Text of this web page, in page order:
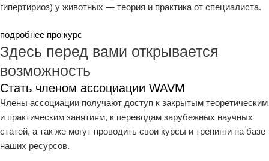
гипертириоз) у животных — теория и практика от специалиста.
подробнее про курс
Здесь перед вами открывается
возможность
Стать членом ассоциации WAVM
Члены ассоциации получают доступ к закрытым теоретическим
и практическим занятиям, к переводам зарубежных научных
статей, а так же могут проводить свои курсы и тренинги на базе
наших ресурсов.